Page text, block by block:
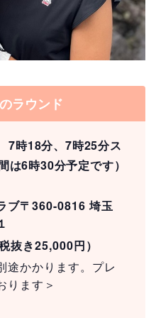
ラウンド
時18分、7時25分ス
は6時30分予定です）
ブ〒360-0816 埼玉
抜き25,000円）
途かかります。プレ
ります＞